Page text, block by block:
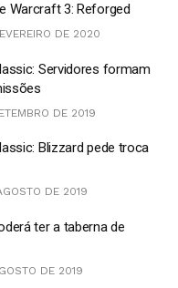
Warcraft 3: Reforged
DE 2020
Servidores formam
DE 2019
Blizzard pede troca
DE 2019
ter a taberna de
DE 2019